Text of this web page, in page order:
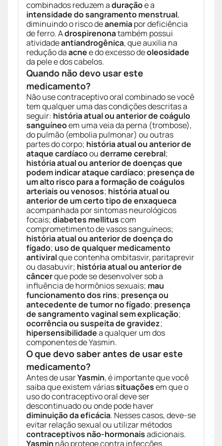
combinados reduzem aduraçãoe a
intensidade do sangramento menstrual,
diminuindo o risco deanemiapor deficiência
de ferro. Adrospirenonatambém possui
atividadeantiandrogênica, que auxilia na
redução daacnee do excesso deoleosidade
da pele e dos cabelos.
Quando não devo usar este
medicamento?
Não use contraceptivo oral combinado se você
tem qualquer uma das condições descritas a
seguir: história atual ou anterior de coágulo
sanguíneoem uma veia da perna (trombose),
do pulmão (embolia pulmonar) ou outras
partes do corpo; história atual ou anterior de
ataque cardíacoouderrame cerebral;
história atual ou anterior de doenças que
podem indicar ataque cardíaco; presença de
um alto risco para a formação de coágulos
arteriais ou venosos; história atual ou
anterior de um certo tipo de enxaqueca
acompanhada por sintomas neurológicos
focais;diabetes mellituscom
comprometimento de vasos sanguíneos;
história atual ou anterior de doença do
fígado; uso de qualquer medicamento
antiviralque contenha ombitasvir, paritaprevir
ou dasabuvir; história atual ou anterior de
câncerque pode se desenvolver sob a
influência de hormônios sexuais; mau
funcionamento dos rins; presença ou
antecedente de tumor no fígado; presença
de sangramento vaginal sem explicação;
ocorrência ou suspeita de gravidez;
hipersensibilidadea qualquer um dos
componentes de Yasmin.
O que devo saber antes de usar este
medicamento?
Antes de usarYasmin, é importante que você
saiba que existem váriassituaçõesem que o
uso do contraceptivo oral deve ser
descontinuado ou onde pode haver
diminuição da eficácia. Nesses casos, deve-se
evitar relação sexual ou utilizar métodos
contraceptivos não-hormonaisadicionais.
Yasmin não protege contra infecções